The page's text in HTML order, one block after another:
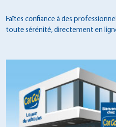
Faîtes confiance à des
toute sérénité, directement en